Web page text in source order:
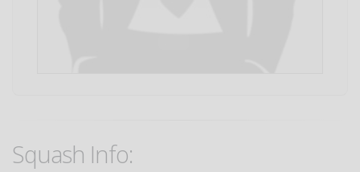
Squash Info: